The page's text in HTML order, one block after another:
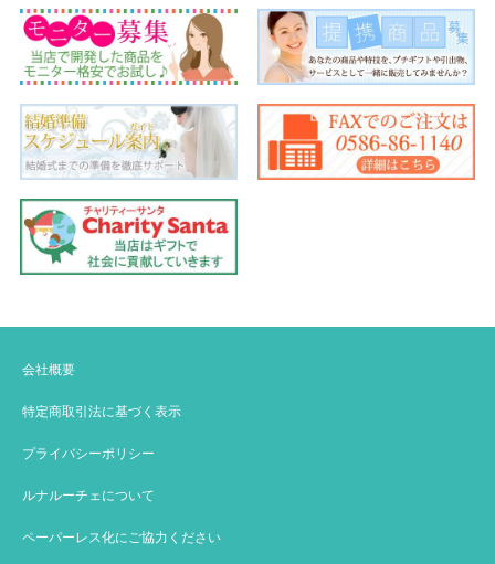
会社概要
特定商取引法に基づく表示
プライバシーポリシー
ルナルーチェについて
ペーパーレス化にご協力ください